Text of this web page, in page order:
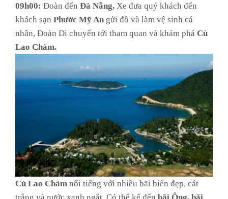
09h00: Đoàn đến Đà Nẵng, Xe đưa quý khách đến
khách sạn Phước Mỹ An gửi đồ và làm vệ sinh cá
nhân, Đoàn Di chuyến tới tham quan và khám phá Cù
Lao Chàm.
Cù Lao Chàm nổi tiếng với nhiều bãi biển đẹp, cát